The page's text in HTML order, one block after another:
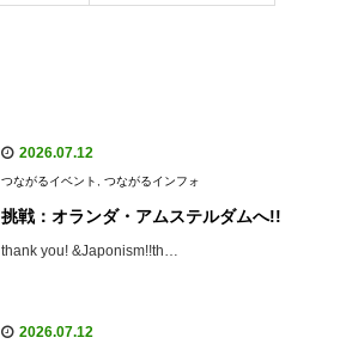
2026.07.12
つながるイベント つながるインフォ
挑戦：オランダ・アムステルダムへ!!
thank you! &Japonism!!th…
2026.07.12